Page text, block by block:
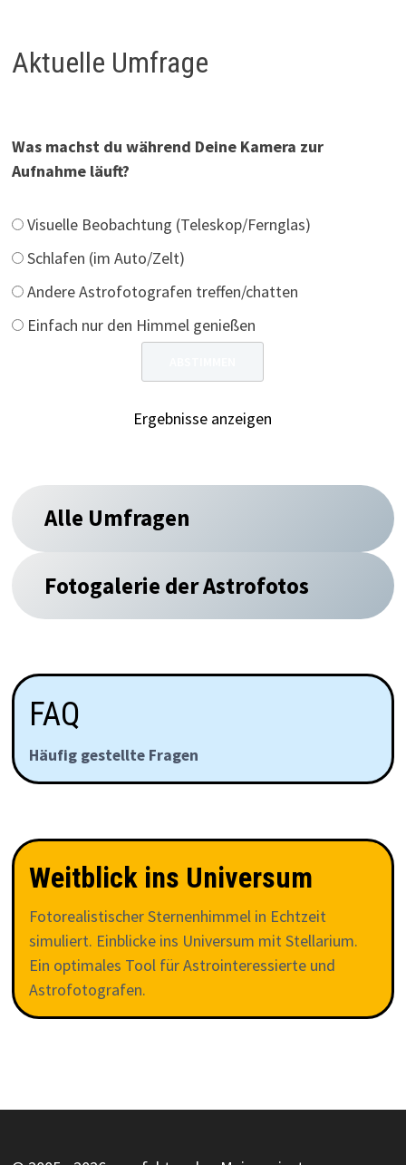
Aktuelle Umfrage
Was machst du während Deine Kamera zur
Aufnahme läuft?
Visuelle Beobachtung (Teleskop/Fernglas)
Schlafen (im Auto/Zelt)
Andere Astrofotografen treffen/chatten
Einfach nur den Himmel genießen
Ergebnisse anzeigen
Alle Umfragen
Fotogalerie der Astrofotos
FAQ
Häufig gestellte Fragen
Weitblick ins Universum
Fotorealistischer Sternenhimmel in Echtzeit
simuliert. Einblicke ins Universum mit Stellarium.
Ein optimales Tool für Astrointeressierte und
Astrofotografen.